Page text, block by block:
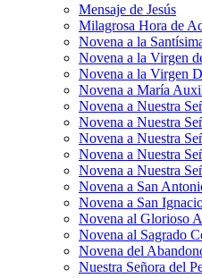
Mensaje de Jesús
Milagrosa Hora de
Novena a la
Novena a la Virgen
Novena a la Virgen
Novena a María
Novena a Nuestra
Novena a Nuestra
Novena a Nuestra
Novena a Nuestra
Novena a Nuestra
Novena a San
Novena a San
Novena al Glorioso
Novena al Sagrado
Novena del
Nuestra Señora del